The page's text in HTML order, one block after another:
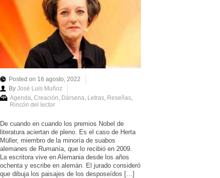
Posted on 16 agosto, 2022
By José Luis Muñoz
Agenda Creación Dársena Letras Reseñas
Rincón del lector
De cuando en cuando los premios Nobel de
literatura aciertan de pleno. Es el caso de Herta
Müller, miembro de la minoría de suabos
alemanes de Rumanía, que lo recibió en 2009.
La escritora vive en Alemania desde los años
ochenta y escribe en alemán. El jurado consideró
que dibuja los paisajes de los desposeídos […]